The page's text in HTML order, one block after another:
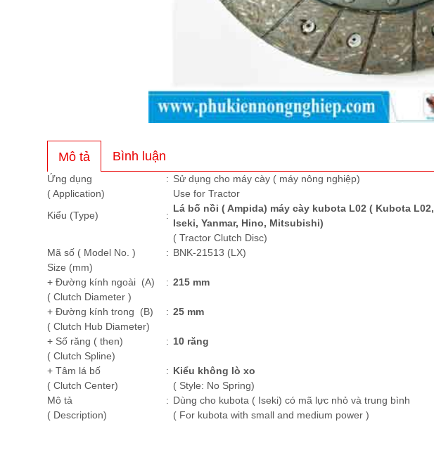
Mô tả Bình luận
Ứng dụng : Sử dụng cho máy cày ( máy nông nghiệp)
( Application)
Use for Tractor
Kiểu (Type) :
Lá bố nồi ( Ampida) máy cày kubota L02 ( Kubota L02,
Iseki, Yanmar, Hino, Mitsubishi)
( Tractor Clutch Disc)
Mã số ( Model No. )
: BNK-21513 (LX)
Size (mm)
+ Đường kính ngoài (A)
: 215 mm
( Clutch Diameter )
+ Đường kính trong (B)
: 25 mm
( Clutch Hub Diameter)
+ Số răng ( then) : 10 răng
( Clutch Spline)
+ Tâm lá bố
: Kiểu không lò xo
( Clutch Center)
( Style: No Spring)
Mô tả
: Dùng cho kubota ( Iseki) có mã lực nhỏ và trung bình
( Description)
( For kubota with small and medium power )